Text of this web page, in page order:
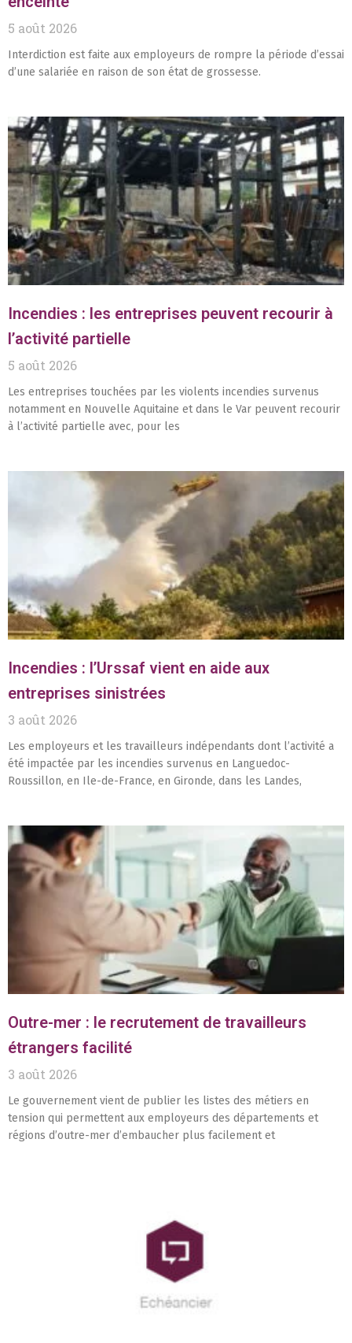
5 août 2026
Interdiction est faite aux employeurs de rompre la période d’essai
d’une salariée en raison de son état de grossesse.
Incendies : les entreprises peuvent recourir à
l’activité partielle
5 août 2026
Les entreprises touchées par les violents incendies survenus
notamment en Nouvelle Aquitaine et dans le Var peuvent recourir
à l’activité partielle avec, pour les
Incendies : l’Urssaf vient en aide aux
entreprises sinistrées
3 août 2026
Les employeurs et les travailleurs indépendants dont l’activité a
été impactée par les incendies survenus en Languedoc-
Roussillon, en Ile-de-France, en Gironde, dans les Landes,
Outre-mer : le recrutement de travailleurs
étrangers facilité
3 août 2026
Le gouvernement vient de publier les listes des métiers en
tension qui permettent aux employeurs des départements et
régions d’outre-mer d’embaucher plus facilement et